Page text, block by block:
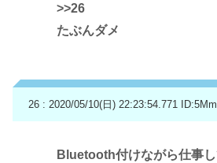
>>26
たぶんダメ
26 : 2020/05/10(日) 22:23:54.771
Bluetooth付けながら仕事